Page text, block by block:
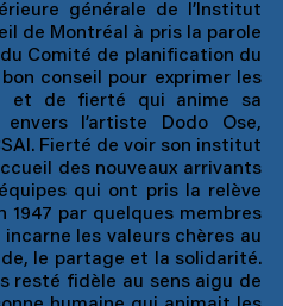
générale de l’Institut
de Montréal à pris la parole
Comité de planification du
conseil pour exprimer les
et de fierté qui anime sa
l’artiste Dodo Ose,
Fierté de voir son institut
des nouveaux arrivants
qui ont pris la relève
1947 par quelques membres
les valeurs chères au
le partage et la solidarité.
resté fidèle au sens aigu de